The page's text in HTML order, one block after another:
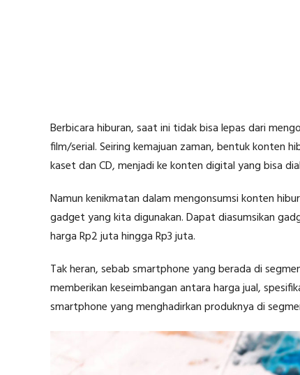
Berbicara hiburan, saat ini tidak bisa lepas dari
film/serial. Seiring kemajuan zaman, bentuk konten
kaset dan CD, menjadi ke konten digital yang bisa
Namun kenikmatan dalam mengonsumsi konten
gadget yang kita digunakan. Dapat diasumsikan
harga Rp2 juta hingga Rp3 juta.
Tak heran, sebab smartphone yang berada di
memberikan keseimbangan antara harga jual,
smartphone yang menghadirkan produknya di